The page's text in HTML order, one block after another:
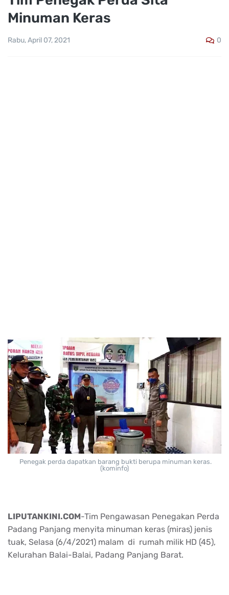
Minuman Keras
Rabu, April 07, 2021 0
Penegak perda dapatkan barang bukti berupa minuman keras.
(kominfo)
LIPUTANKINI.COM-Tim Pengawasan Penegakan Perda
Padang Panjang menyita minuman keras (miras) jenis
tuak, Selasa (6/4/2021) malam di rumah milik HD (45),
Kelurahan Balai-Balai, Padang Panjang Barat.